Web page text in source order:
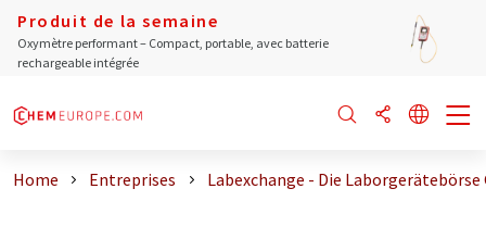
Produit de la semaine
Oxymètre performant – Compact, portable, avec batterie
rechargeable intégrée
Home Entreprises Labexchange - Die Laborgerätebörse